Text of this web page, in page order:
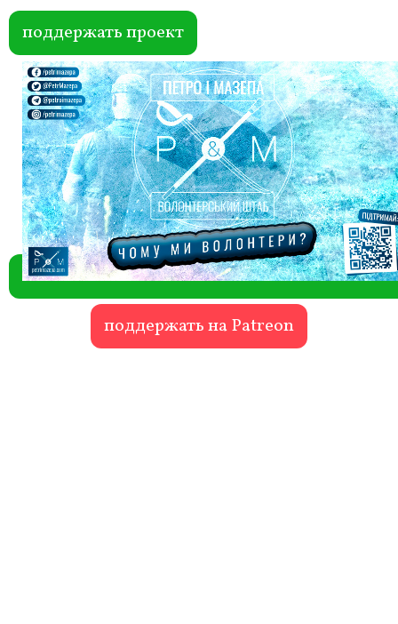
ok
поддержать проект
поддержать на Patreon